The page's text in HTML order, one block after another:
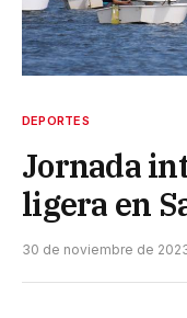
DEPORTES
Jornada
ligera en
30 de noviembre de